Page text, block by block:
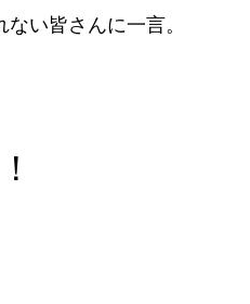
い皆さんに一言。